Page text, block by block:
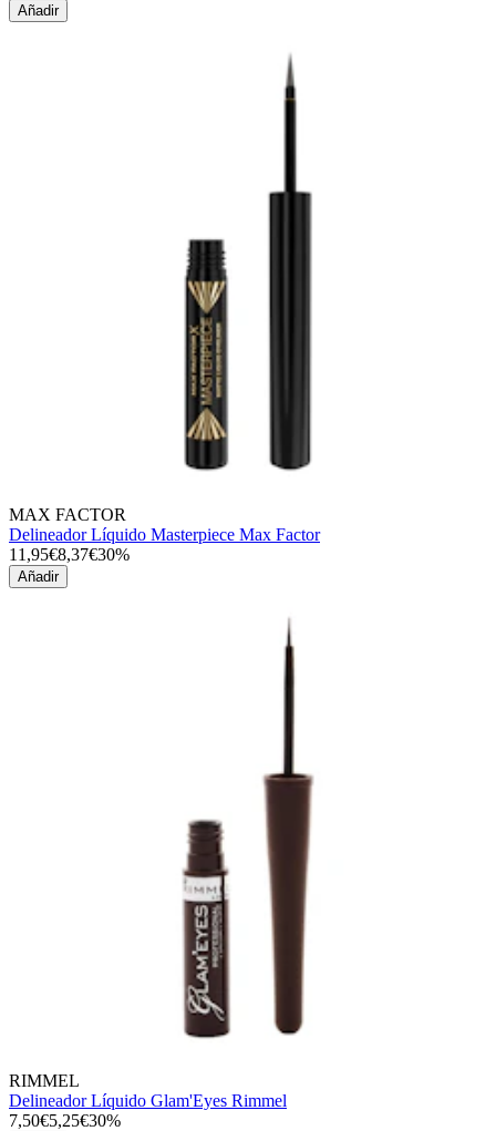
Añadir
MAX FACTOR
Delineador Líquido Masterpiece Max Factor
11,95€8,37€30%
Añadir
RIMMEL
Delineador Líquido Glam'Eyes Rimmel
7,50€5,25€30%